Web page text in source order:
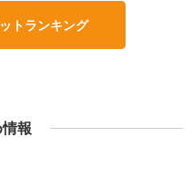
トランキング
報